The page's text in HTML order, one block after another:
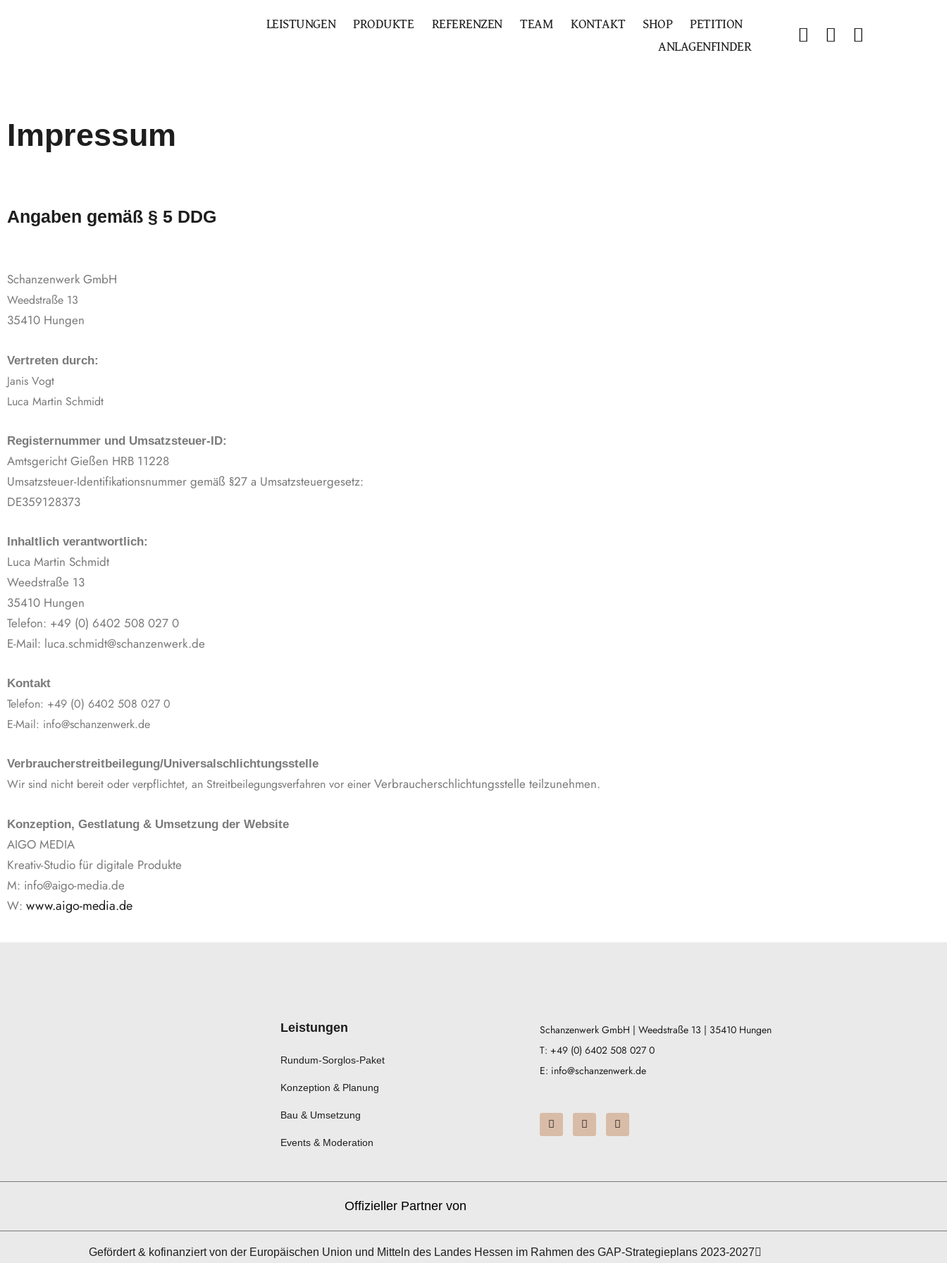
LEISTUNGEN PRODUKTE REFERENZEN TEAM KONTAKT SHOP
PETITION
ANLAGENFINDER
Impressum
Angaben gemäß § 5 DDG
Schanzenwerk GmbH
Weedstraße 13
35410 Hungen
Vertreten durch:
Janis Vogt
Luca Martin Schmidt
Registernummer und Umsatzsteuer-ID:
Amtsgericht Gießen HRB 11228
Umsatzsteuer-Identifikationsnummer gemäß §27 a Umsatzsteuergesetz:
DE359128373
Inhaltlich verantwortlich:
Luca Martin Schmidt
Weedstraße 13
35410 Hungen
Telefon: +49 (0) 6402 508 027 0
E-Mail: luca.schmidt@schanzenwerk.de
Kontakt
Telefon: +49 (0) 6402 508 027 0
E-Mail: info@schanzenwerk.de
Verbraucherstreitbeilegung/Univer­sal­schlichtungsstelle
Wir sind nicht bereit oder verpflichtet, an Streitbeilegungsverfahren vor einer Verbraucherschlichtungsstelle teilzunehmen.
Konzeption, Gestlatung & Umsetzung der Website
AIGO MEDIA
Kreativ-Studio für digitale Produkte
M: info@aigo-media.de
W: www.aigo-media.de
Leistungen
Rundum-Sorglos-Paket
Konzeption & Planung
Bau & Umsetzung
Events & Moderation
Schanzenwerk GmbH | Weedstraße 13 | 35410 Hungen
T: ‎+49 (0) 6402 508 027 0
E: info@schanzenwerk.de
I
n
s
r
Y
o
u
e
L
i
n
i
Offizieller Partner von
Gefördert & kofinanziert von der Europäischen Union und Mitteln des Landes Hessen im Rahmen des GAP-Strategieplans 2023-2027